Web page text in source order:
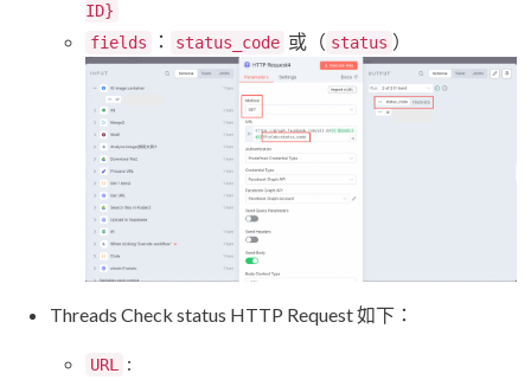
ID}
fields
： status_code 或（ status ）
Threads Check status HTTP Request 如下：
URL :